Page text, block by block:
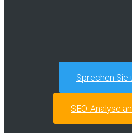
Sprechen Sie
SEO-Analyse